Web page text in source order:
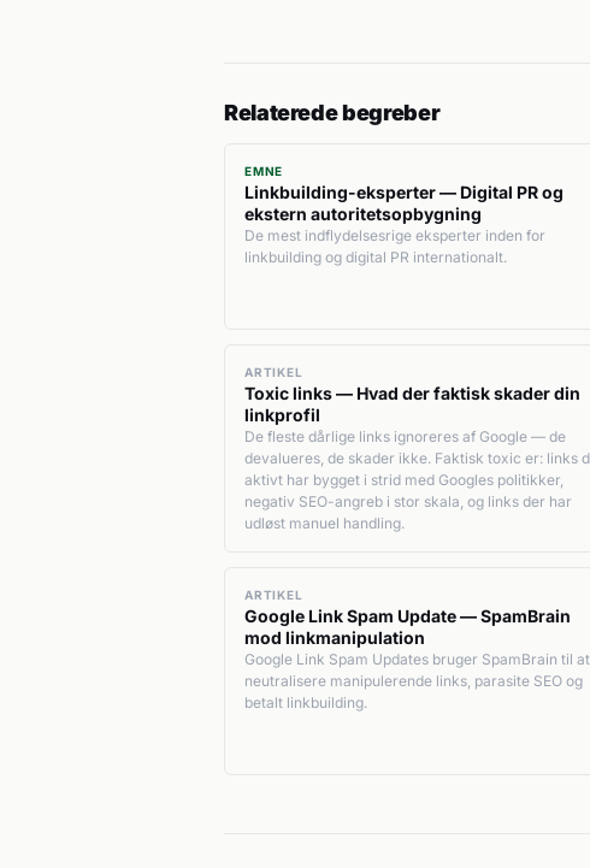
Relaterede begreber
EMNE
Linkbuilding-eksperter — Digital PR og
ekstern autoritetsopbygning
De mest indflydelsesrige eksperter inden for
linkbuilding og digital PR internationalt.
ARTIKEL
Toxic links — Hvad der faktisk skader din
linkprofil
De fleste dårlige links ignoreres af Google — de
devalueres, de skader ikke. Faktisk toxic er: links
aktivt har bygget i strid med Googles politikker,
negativ SEO-angreb i stor skala, og links der har
udløst manuel handling.
ARTIKEL
Google Link Spam Update — SpamBrain
mod linkmanipulation
Google Link Spam Updates bruger SpamBrain til at
neutralisere manipulerende links, parasite SEO og
betalt linkbuilding.